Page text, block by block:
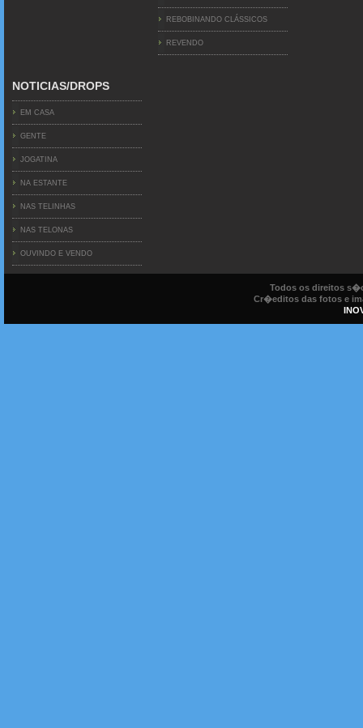
REBOBINANDO CLÁSSICOS
REVENDO
NOTICIAS/DROPS
EM CASA
GENTE
JOGATINA
NA ESTANTE
NAS TELINHAS
NAS TELONAS
OUVINDO E VENDO
Todos os direitos
Cr�editos das fotos e